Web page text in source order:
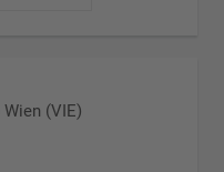
Wien (VIE)